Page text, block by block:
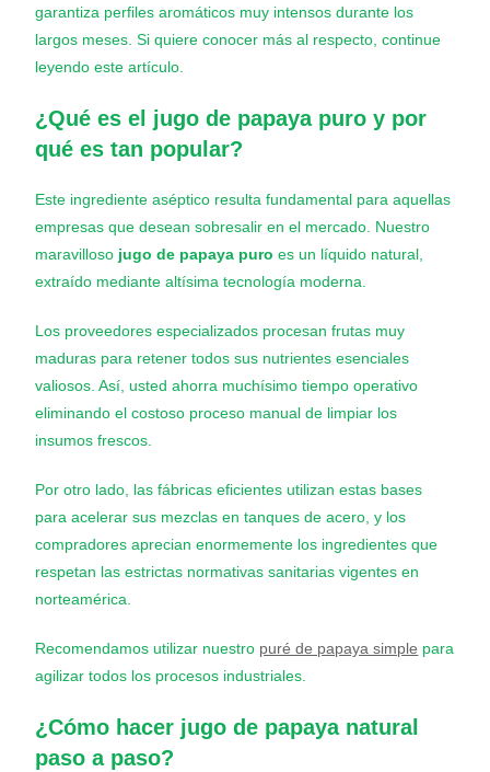
garantiza perfiles aromáticos muy intensos durante los
largos meses. Si quiere conocer más al respecto, continue
leyendo este artículo.
¿Qué es el jugo de papaya puro y por
qué es tan popular?
Este ingrediente aséptico resulta fundamental para aquellas
empresas que desean sobresalir en el mercado. Nuestro
maravilloso jugo de papaya puro es un líquido natural,
extraído mediante altísima tecnología moderna.
Los proveedores especializados procesan frutas muy
maduras para retener todos sus nutrientes esenciales
valiosos. Así, usted ahorra muchísimo tiempo operativo
eliminando el costoso proceso manual de limpiar los
insumos frescos.
Por otro lado, las fábricas eficientes utilizan estas bases
para acelerar sus mezclas en tanques de acero, y los
compradores aprecian enormemente los ingredientes que
respetan las estrictas normativas sanitarias vigentes en
norteamérica.
Recomendamos utilizar nuestro puré de papaya simple para
agilizar todos los procesos industriales.
¿Cómo hacer jugo de papaya natural
paso a paso?